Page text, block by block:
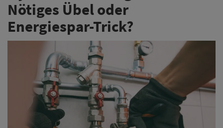
Nötiges Übel oder
Energiespar-Trick?